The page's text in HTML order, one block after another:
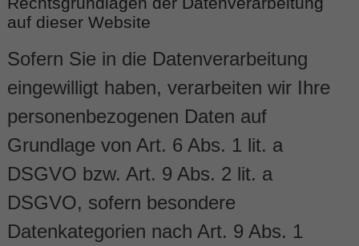
auf dieser Website
Sofern Sie in die Datenverarbeitung
eingewilligt haben, verarbeiten wir Ihre
personenbezogenen Daten auf
Grundlage von Art. 6 Abs. 1 lit. a
DSGVO bzw. Art. 9 Abs. 2 lit. a
DSGVO, sofern besondere
Datenkategorien nach Art. 9 Abs. 1